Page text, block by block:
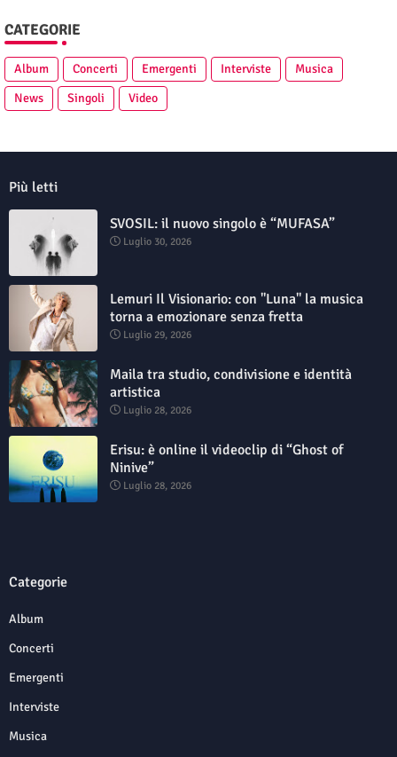
CATEGORIE
Album Concerti Emergenti Interviste
Musica
News
Singoli Video
Più letti
SVOSIL: il nuovo singolo è “MUFASA”
Luglio 30, 2026
Lemuri Il Visionario: con "Luna" la musica
torna a emozionare senza fretta
Luglio 29, 2026
Maila tra studio, condivisione e identità
artistica
Luglio 28, 2026
Erisu: è online il videoclip di “Ghost of
Ninive”
Luglio 28, 2026
Categorie
Album
Concerti
Emergenti
Interviste
Musica